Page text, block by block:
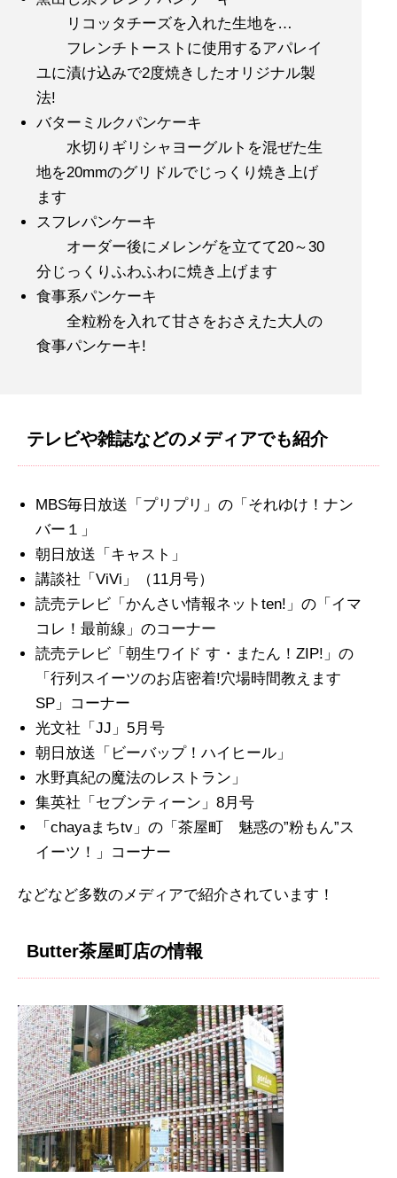
リコッタチーズを入れた生地を…
フレンチトーストに使用するアパレイ
ユに漬け込みで2度焼きしたオリジナル製
法!
バターミルクパンケーキ
水切りギリシャヨーグルトを混ぜた生
地を20mmのグリドルでじっくり焼き上げ
ます
スフレパンケーキ
オーダー後にメレンゲを立てて20～30
分じっくりふわふわに焼き上げます
食事系パンケーキ
全粒粉を入れて甘さをおさえた大人の
食事パンケーキ!
テレビや雑誌などのメディアでも紹介
MBS毎日放送「プリプリ」の「それゆけ！ナン
バー１」
朝日放送「キャスト」
講談社「ViVi」（11月号）
読売テレビ「かんさい情報ネットten!」の「イマ
コレ！最前線」のコーナー
読売テレビ「朝生ワイド す・またん！ZIP!」の
「行列スイーツのお店密着!穴場時間教えます
SP」コーナー
光文社「JJ」5月号
朝日放送「ビーバップ！ハイヒール」
水野真紀の魔法のレストラン」
集英社「セブンティーン」8月号
「chayaまちtv」の「茶屋町 魅惑の”粉もん”ス
イーツ！」コーナー
などなど多数のメディアで紹介されています！
Butter茶屋町店の情報